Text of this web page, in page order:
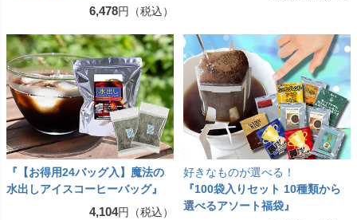
6,478円（税込）
『【お得用24バッグ入】魔法の
水出しアイスコーヒーバッグ』
4,104円（税込）
好きなものが選べる！
『100袋入りセット 10種類から
選べるアソート福袋』